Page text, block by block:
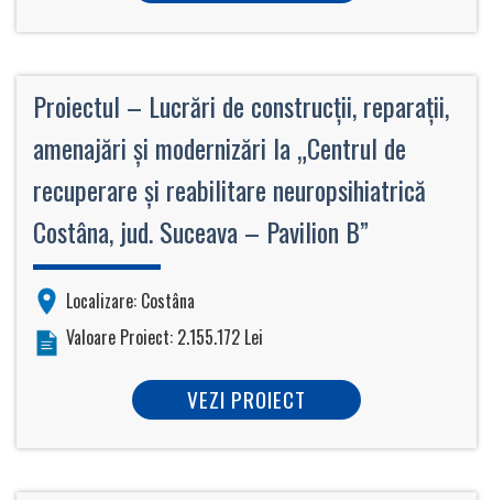
Proiectul – Lucrări de construcţii, reparaţii,
amenajări şi modernizări la „Centrul de
recuperare şi reabilitare neuropsihiatrică
Costâna, jud. Suceava – Pavilion B”
Localizare: Costâna
Valoare Proiect: 2.155.172 Lei
VEZI PROIECT